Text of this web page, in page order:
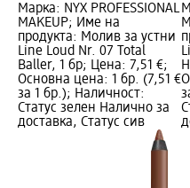
Марка: NYX PROFESSIONAL
MAKEUP; Име на
продукта: Молив за устни
Line Loud Nr. 07 Total
Baller, 1 бр; Цена: 7,51 €;
Основна цена: 1 бр. (7,51 €
за 1 бр.); Наличност:
Статус зелен Налично за
доставка, Статус сив